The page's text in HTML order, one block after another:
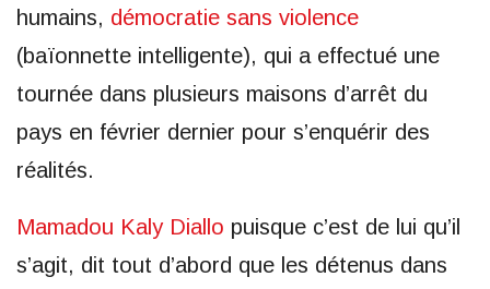
humains, démocratie sans violence
(baïonnette intelligente), qui a effectué une
tournée dans plusieurs maisons d’arrêt du
pays en février dernier pour s’enquérir des
réalités.
Mamadou Kaly Diallo puisque c’est de lui qu’il
s’agit, dit tout d’abord que les détenus dans